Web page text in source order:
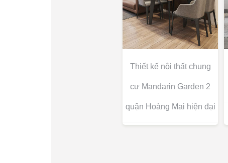
Thiết kế nội thất chung
cư Mandarin Garden 2
quận Hoàng Mai hiện đại